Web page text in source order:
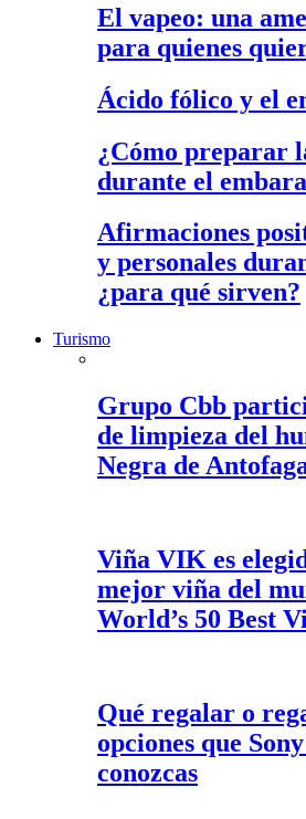
El vapeo: una
para quienes
Ácido fólico y el
¿Cómo preparar
durante el
Afirmaciones
y personales
¿para qué sirven?
Turismo
Grupo Cbb
de limpieza del
Negra de
Viña VIK es
mejor viña del
World’s 50 Best
Qué regalar o
opciones que
conozcas